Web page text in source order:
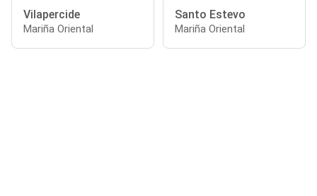
Vilapercide
Mariña Oriental
Santo Estevo
Mariña Oriental